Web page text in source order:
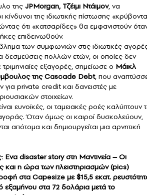
της JPMorgan, Τζέιμι Ντάιμον, να
κίνδυνοι της ιδιωτικής πίστωσης
ότι «κατσαρίδες» θα εμφανιστούν
επιδεινωθούν.
των συμφωνιών στις ιδιωτικές
δεσμεύσεις πολλών ετών, οι οποίες δεν
τριμηνιαίες εξαγορές, σημείωσε ο Μάικλ
της Cascade Debt, που
για private credit και δανειστές με
στοιχείων.
ευνοϊκές, οι ταμειακές ροές καλύπτουν
Όταν όμως οι καιροί δυσκολεύουν,
απότομα και δημιουργείται μια αρνητική
Eνα disaster story στη Μαντινεία – Οι
και η ώρα των πλειστηριασμών (pics)
στα Capesize με $15,5 εκατ.
εξαμήνου στα 72 δολάρια μετά το